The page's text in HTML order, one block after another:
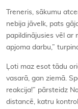
Treneris, sākumu
nebija jāvelk, pats
papildinājusies vēl ar
apjoma darbu,”
Ļoti maz esot tādu
vasarā, gan ziemā.
reakcija!” pārsteidz
distancē, katru